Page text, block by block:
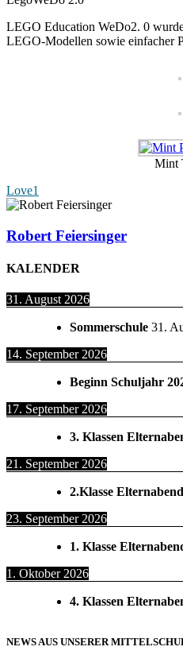
LEGO Education WeDo2. 0
LEGO-Modellen sowie einfacher
Mint
Love1
Robert Feiersinger
KALENDER
31. August 2026
Sommerschule 31.
14. September 2026
Beginn Schuljahr
17. September 2026
3. Klassen
21. September 2026
2.Klasse
23. September 2026
1. Klasse
1. Oktober 2026
4. Klassen
NEWS AUS UNSERER